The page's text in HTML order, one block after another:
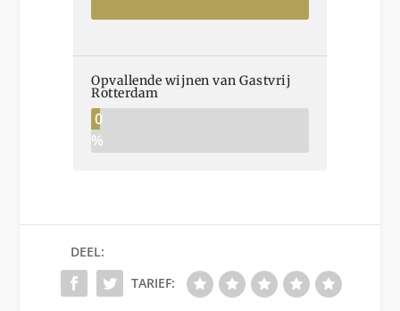
Opvallende wijnen van Gastvrij
Rotterdam
0
%
DEEL:
TARIEF: